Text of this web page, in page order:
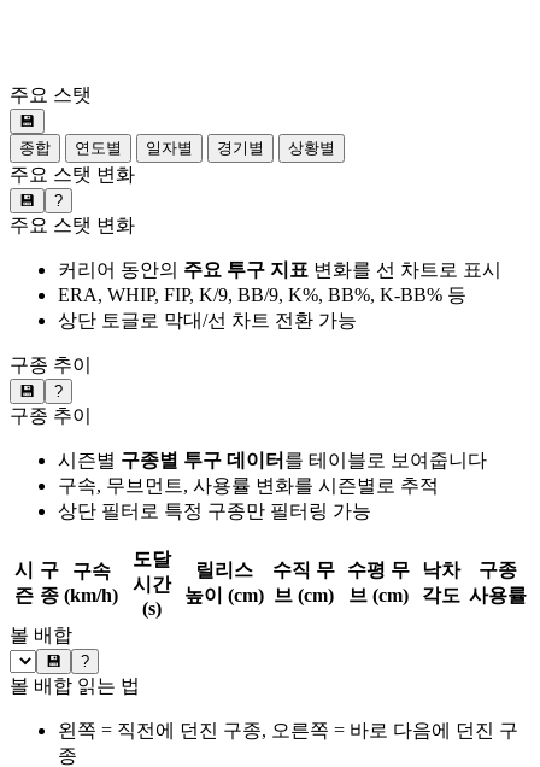
주요 스탯
💾
종합
연도별 일자별 경기별 상황별
주요 스탯 변화
💾 ?
주요 스탯 변화
커리어 동안의 주요 투구 지표 변화를 선 차트로 표시
ERA, WHIP, FIP, K/9, BB/9, K%, BB%, K-BB% 등
상단 토글로 막대/선 차트 전환 가능
구종 추이
💾 ?
구종 추이
시즌별 구종별 투구 데이터 를 테이블로 보여줍니다
구속, 무브먼트, 사용률 변화를 시즌별로 추적
상단 필터로 특정 구종만 필터링 가능
시
즌
구
종
구속
(km/h)
도달
시간
(s)
릴리스
높이 (cm)
수직 무
브 (cm)
수평 무
브 (cm)
낙차
각도
구종
사용률
볼 배합
💾 ?
볼 배합 읽는 법
왼쪽 = 직전에 던진 구종, 오른쪽 = 바로 다음에 던진 구
종